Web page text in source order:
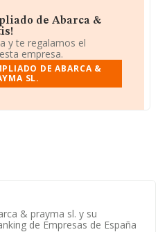
de Abarca &
y te regalamos el
empresa.
DE ABARCA &
SL.
& prayma sl. y su
de Empresas de España